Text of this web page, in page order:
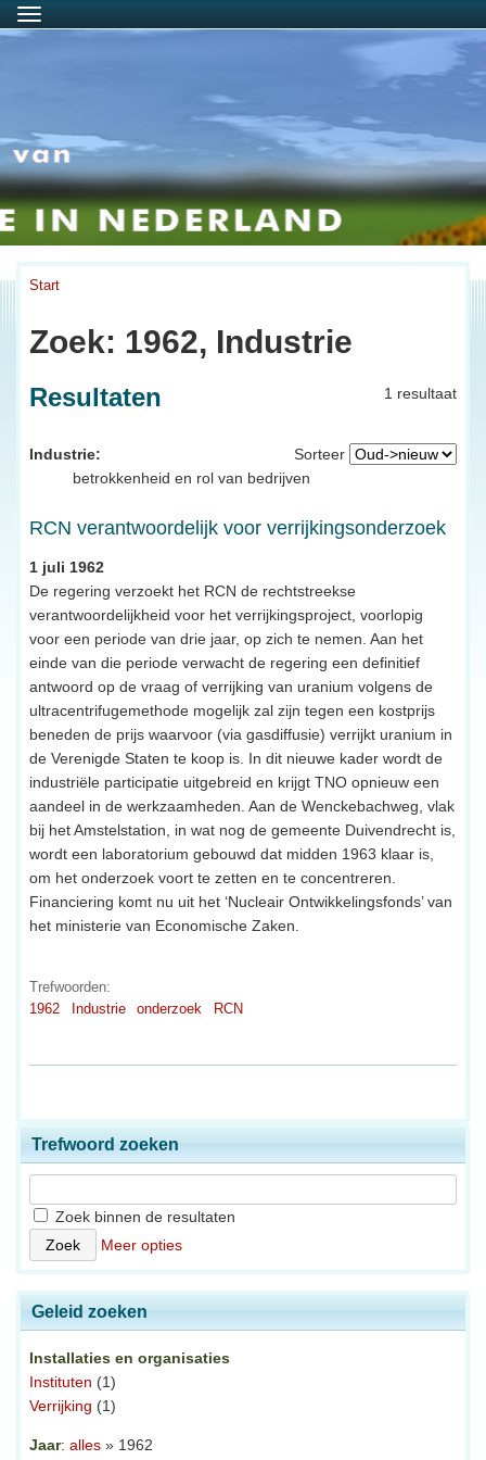
Menu
Start
Zoek: 1962, Industrie
1 resultaat
Resultaten
Sorteer
Industrie:
betrokkenheid en rol van bedrijven
RCN verantwoordelijk voor verrijkingsonderzoek
1 juli 1962
De regering verzoekt het RCN de rechtstreekse
verantwoordelijkheid voor het verrijkingsproject, voorlopig
voor een periode van drie jaar, op zich te nemen. Aan het
einde van die periode verwacht de regering een definitief
antwoord op de vraag of verrijking van uranium volgens de
ultracentrifugemethode mogelijk zal zijn tegen een kostprijs
beneden de prijs waarvoor (via gasdiffusie) verrijkt uranium in
de Verenigde Staten te koop is. In dit nieuwe kader wordt de
industriële participatie uitgebreid en krijgt TNO opnieuw een
aandeel in de werkzaamheden. Aan de Wenckebachweg, vlak
bij het Amstelstation, in wat nog de gemeente Duivendrecht is,
wordt een laboratorium gebouwd dat midden 1963 klaar is,
om het onderzoek voort te zetten en te concentreren.
Financiering komt nu uit het ‘Nucleair Ontwikkelingsfonds’ van
het ministerie van Economische Zaken.
Trefwoorden:
1962
Industrie onderzoek RCN
Trefwoord zoeken
Zoek binnen de resultaten
Meer opties
Geleid zoeken
Installaties en organisaties
Instituten (1)
Verrijking (1)
Jaar: alles » 1962